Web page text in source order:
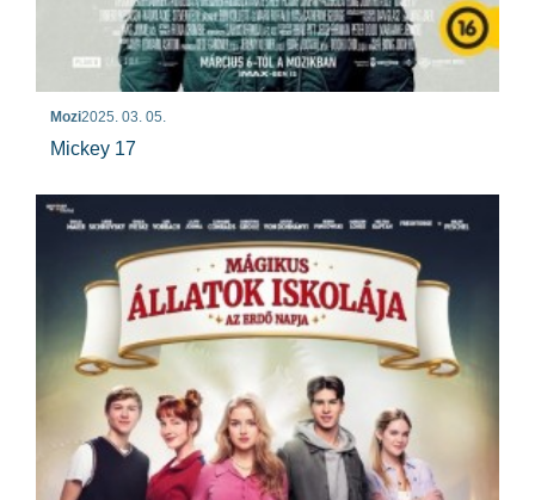
Mozi2025. 03. 05.
Mickey 17